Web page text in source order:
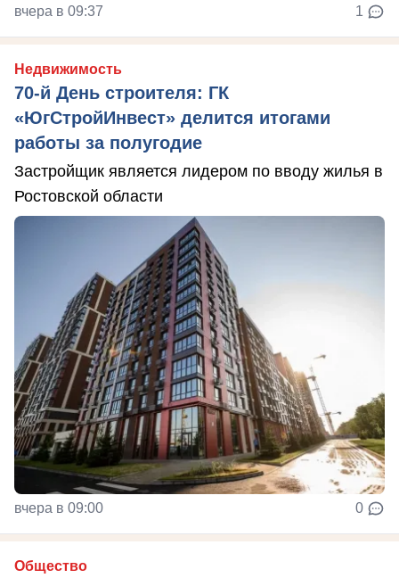
вчера в 09:37 1
Недвижимость
70-й День строителя: ГК
«ЮгСтройИнвест» делится итогами
работы за полугодие
Застройщик является лидером по вводу жилья в
Ростовской области
вчера в 09:00 0
Общество